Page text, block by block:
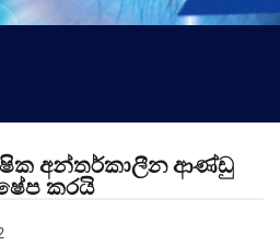
අන්තර්කාලීන ආණ්ඩු
කරයි